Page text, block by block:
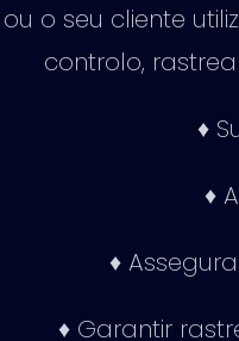
o seu cliente
controlo,
♦
♦
♦
♦ Garantir